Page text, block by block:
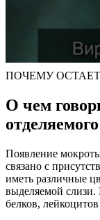
ПОЧЕМУ
О чем
отделяемого
Появление
связано с
иметь различные
выделяемой слизи.
белков,